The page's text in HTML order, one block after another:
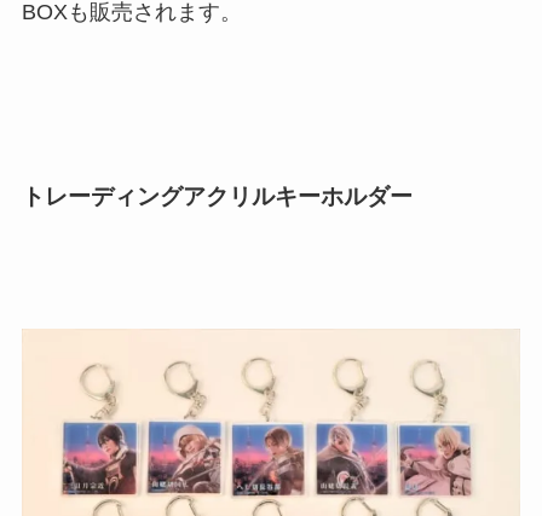
BOXも販売されます。
トレーディングアクリルキーホルダー